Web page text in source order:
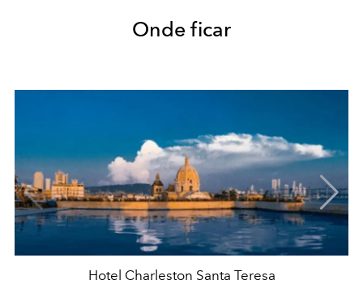
Onde ficar
Hotel Charleston Santa Teresa